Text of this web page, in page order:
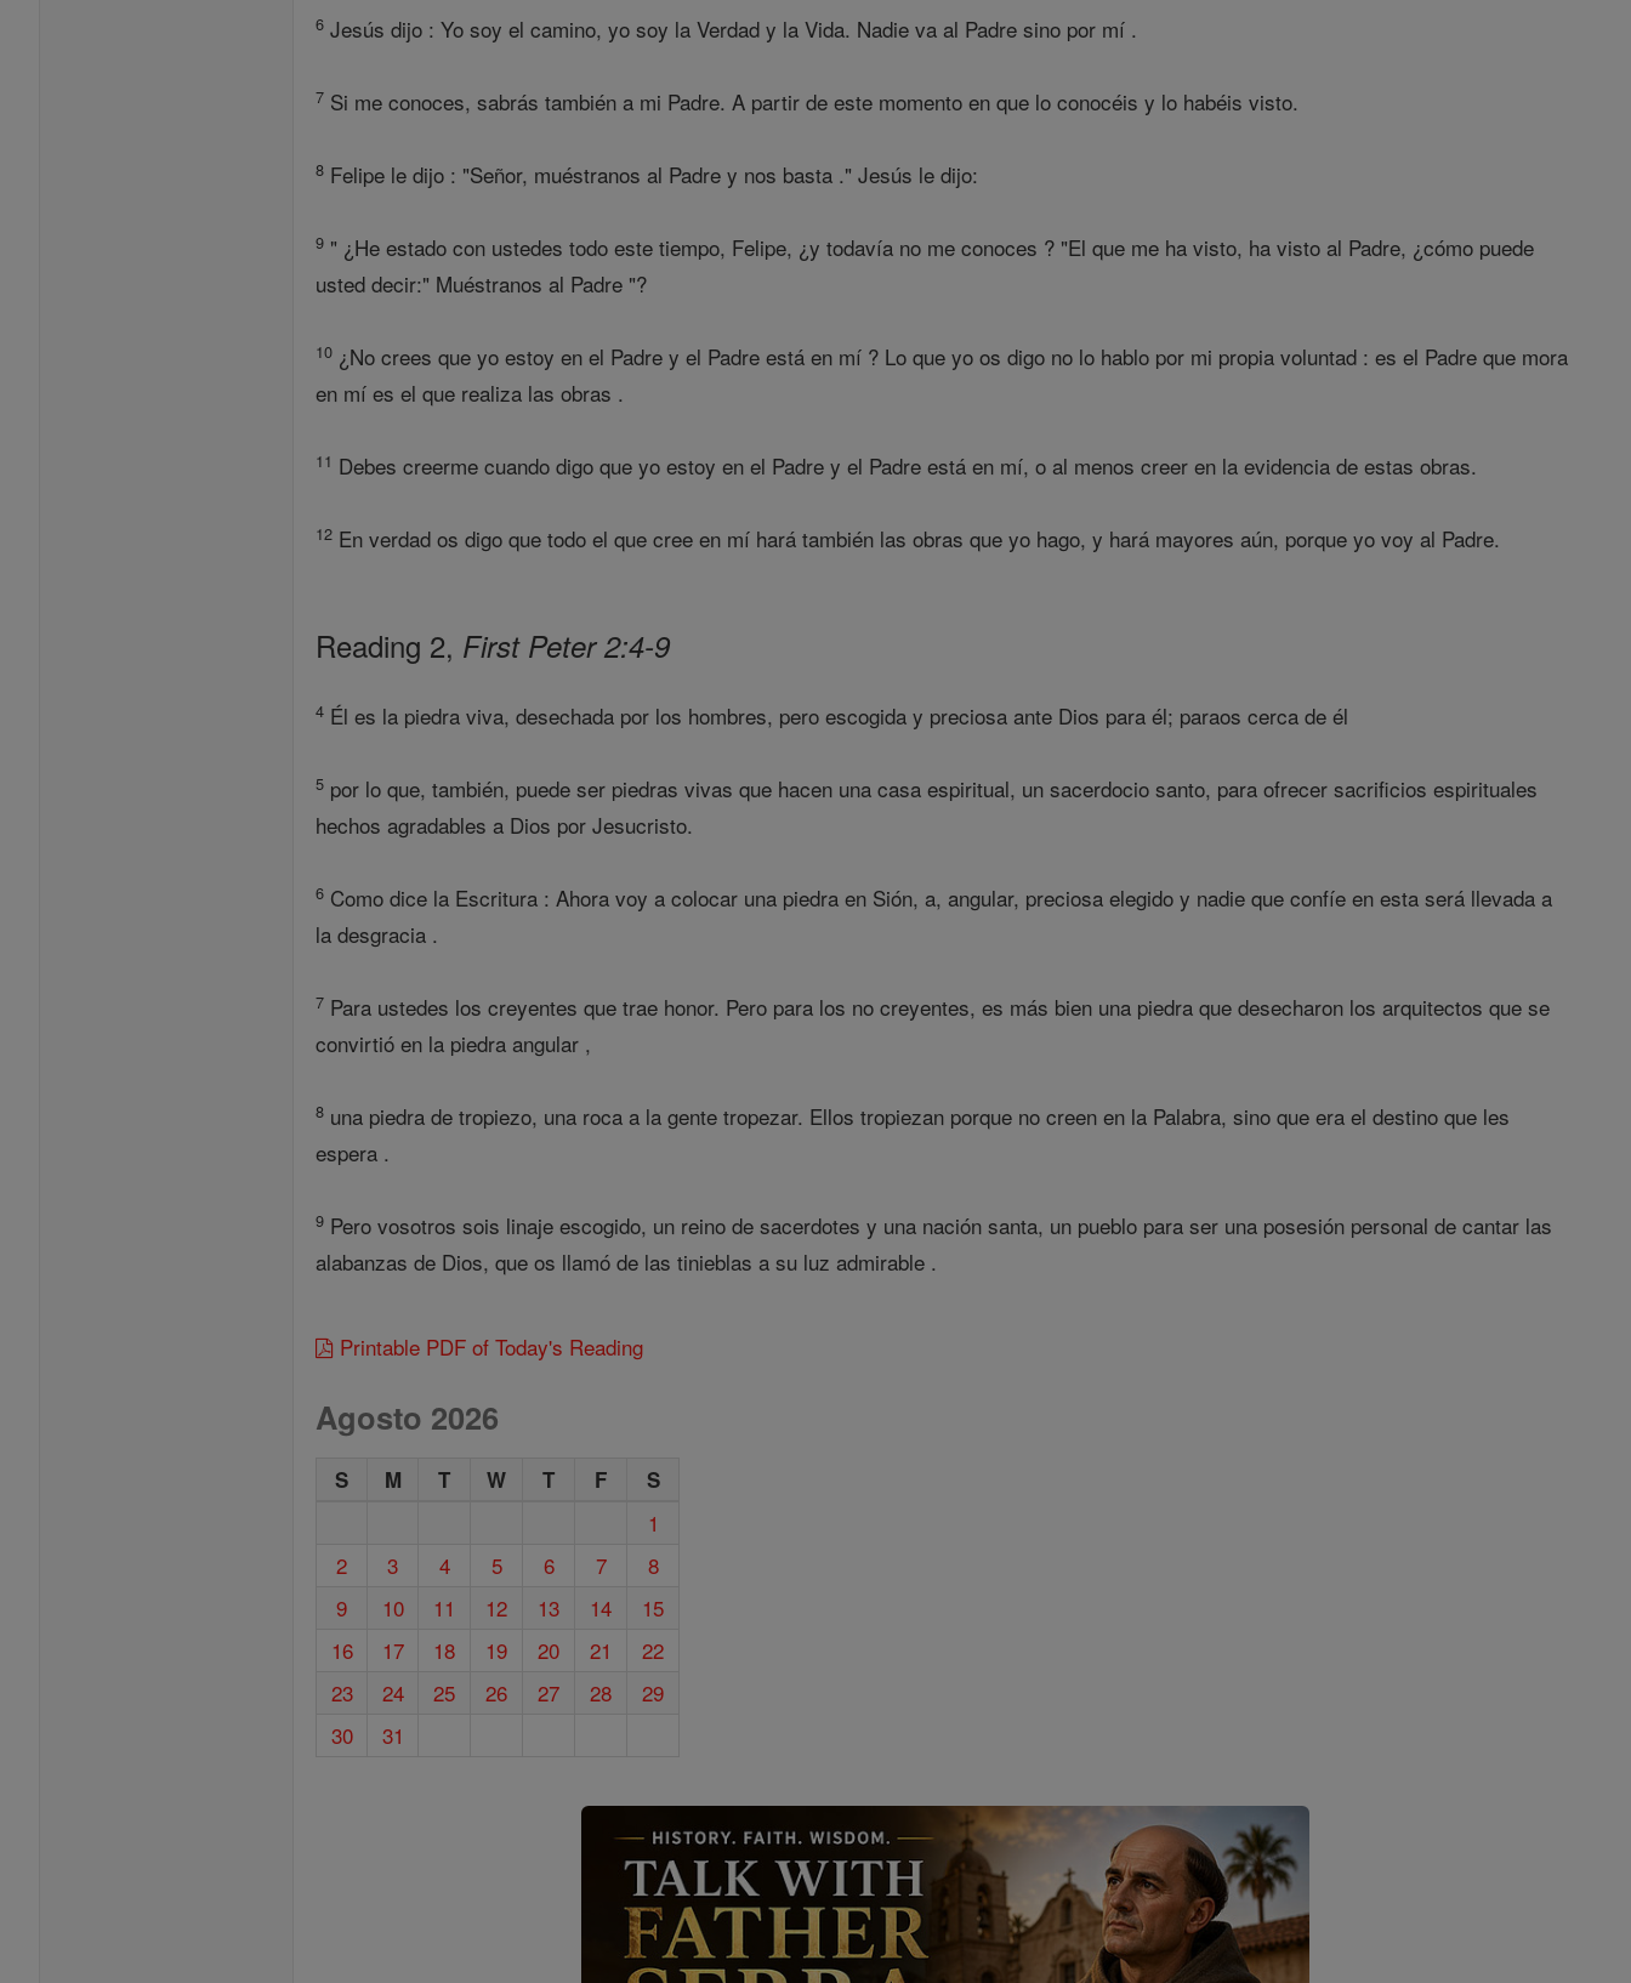
6 Jesús dijo : Yo soy el camino, yo soy la Verdad y la Vida. Nadie va al Padre sino por mí .
7 Si me conoces, sabrás también a mi Padre. A partir de este momento en que lo conocéis y lo habéis visto.
8 Felipe le dijo : "Señor, muéstranos al Padre y nos basta ." Jesús le dijo:
9 " ¿He estado con ustedes todo este tiempo, Felipe, ¿y todavía no me conoces ? "El que me ha visto, ha visto al Padre, ¿cómo puede
usted decir:" Muéstranos al Padre "?
10 ¿No crees que yo estoy en el Padre y el Padre está en mí ? Lo que yo os digo no lo hablo por mi propia voluntad : es el Padre que mora
en mí es el que realiza las obras .
11 Debes creerme cuando digo que yo estoy en el Padre y el Padre está en mí, o al menos creer en la evidencia de estas obras.
12 En verdad os digo que todo el que cree en mí hará también las obras que yo hago, y hará mayores aún, porque yo voy al Padre.
Reading 2, First Peter 2:4-9
4 Él es la piedra viva, desechada por los hombres, pero escogida y preciosa ante Dios para él; paraos cerca de él
5 por lo que, también, puede ser piedras vivas que hacen una casa espiritual, un sacerdocio santo, para ofrecer sacrificios espirituales
hechos agradables a Dios por Jesucristo.
6 Como dice la Escritura : Ahora voy a colocar una piedra en Sión, a, angular, preciosa elegido y nadie que confíe en esta será llevada a
la desgracia .
7 Para ustedes los creyentes que trae honor. Pero para los no creyentes, es más bien una piedra que desecharon los arquitectos que se
convirtió en la piedra angular ,
8 una piedra de tropiezo, una roca a la gente tropezar. Ellos tropiezan porque no creen en la Palabra, sino que era el destino que les
espera .
9 Pero vosotros sois linaje escogido, un reino de sacerdotes y una nación santa, un pueblo para ser una posesión personal de cantar las
alabanzas de Dios, que os llamó de las tinieblas a su luz admirable .
Printable PDF of Today's Reading
Agosto 2026
S M T W T F S
1
2
3 4 5 6 7
8
9
10 11 12 13 14
15
16
17 18 19 20 21
22
23
24 25 26 27 28
29
30
31